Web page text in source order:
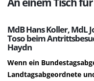
MdB Hans Koller, MdL
Toso beim
Haydn
Wenn ein
Landtagsabgeordnete